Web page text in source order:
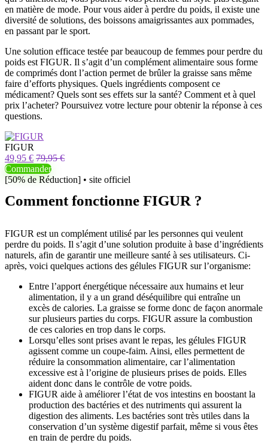
en matière de mode. Pour vous aider à perdre du poids, il existe une
diversité de solutions, des boissons amaigrissantes aux pommades,
en passant par le sport.
Une solution efficace testée par beaucoup de femmes pour perdre du
poids est FIGUR. Il s’agit d’un complément alimentaire sous forme
de comprimés dont l’action permet de brûler la graisse sans même
faire d’efforts physiques. Quels ingrédients composent ce
médicament? Quels sont ses effets sur la santé? Comment et à quel
prix l’acheter? Poursuivez votre lecture pour obtenir la réponse à ces
questions.
FIGUR
49,95 € 79,95 €
Commander
[50% de Réduction] • site officiel
Comment fonctionne FIGUR ?
FIGUR est un complément utilisé par les personnes qui veulent
perdre du poids. Il s’agit d’une solution produite à base d’ingrédients
naturels, afin de garantir une meilleure santé à ses utilisateurs. Ci-
après, voici quelques actions des gélules FIGUR sur l’organisme:
Entre l’apport énergétique nécessaire aux humains et leur
alimentation, il y a un grand déséquilibre qui entraîne un
excès de calories. La graisse se forme donc de façon anormale
sur plusieurs parties du corps. FIGUR assure la combustion
de ces calories en trop dans le corps.
Lorsqu’elles sont prises avant le repas, les gélules FIGUR
agissent comme un coupe-faim. Ainsi, elles permettent de
réduire la consommation alimentaire, car l’alimentation
excessive est à l’origine de plusieurs prises de poids. Elles
aident donc dans le contrôle de votre poids.
FIGUR aide à améliorer l’état de vos intestins en boostant la
production des bactéries et des nutriments qui assurent la
digestion des aliments. Les bactéries sont très utiles dans la
conservation d’un système digestif parfait, même si vous êtes
en train de perdre du poids.